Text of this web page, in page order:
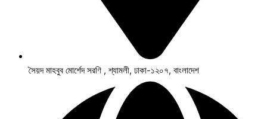
সৈয়দ মাহবুব মোর্শেদ সরণি , শ্যামলী, ঢাকা-১২০৭, বাংলাদেশ